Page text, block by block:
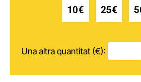
10€ 25€
Una altra quantitat (€):